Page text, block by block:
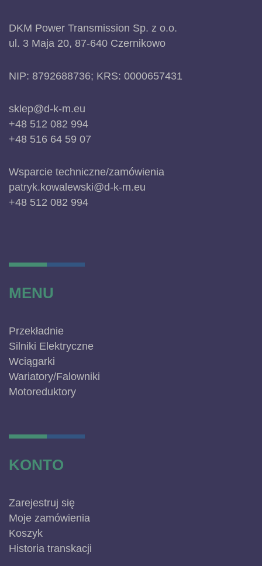
DKM Power Transmission Sp. z o.o.
ul. 3 Maja 20, 87-640 Czernikowo
NIP: 8792688736; KRS: 0000657431
sklep@d-k-m.eu
+48 512 082 994
+48 516 64 59 07
Wsparcie techniczne/zamówienia
patryk.kowalewski@d-k-m.eu
+48 512 082 994
MENU
Przekładnie
Silniki Elektryczne
Wciągarki
Wariatory/Falowniki
Motoreduktory
KONTO
Zarejestruj się
Moje zamówienia
Koszyk
Historia transkacji